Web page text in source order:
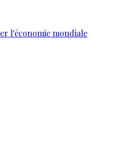
l'économie mondiale